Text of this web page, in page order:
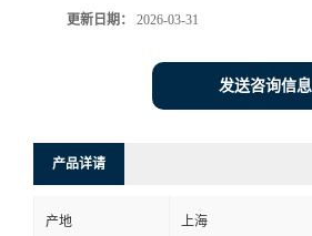
更新日期： 2026-03-31
发送咨询信息
产品详请
产地 上海